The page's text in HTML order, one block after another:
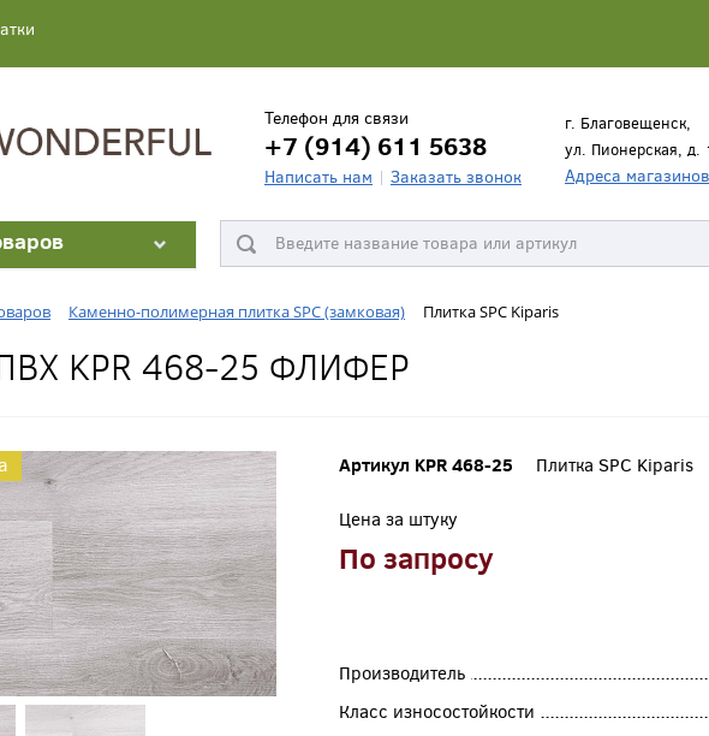
Телефон для связи
+7 (914) 611 5638
Написать нам Заказать звонок
г. Благовещенск,
ул. Пионерская, д.
Адреса магазинов
Каменно-полимерная плитка SPC (замковая) Плитка SPC Kiparis
KPR 468-25 ФЛИФЕР
Артикул KPR 468-25 Плитка SPC Kiparis
Цена за штуку
По запросу
Производитель
Класс износостойкости